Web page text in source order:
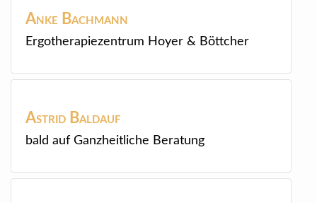
Anke Bachmann
Ergotherapiezentrum Hoyer & Böttcher
Astrid Baldauf
bald auf Ganzheitliche Beratung